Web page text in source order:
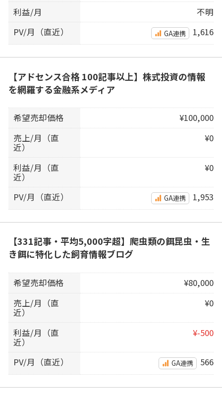
利益/月
不明
PV/月（直近）
GA連携 1,616
【アドセンス合格 100記事以上】株式投資の情報
を網羅する金融系メディア
希望売却価格
¥100,000
売上/月（直
近）
¥0
利益/月（直
近）
¥0
PV/月（直近） GA連携 1,953
【331記事・平均5,000字超】爬虫類の餌昆虫・生
き餌に特化した飼育情報ブログ
希望売却価格
¥80,000
売上/月（直
近）
¥0
利益/月（直
近）
¥-500
PV/月（直近） GA連携 566